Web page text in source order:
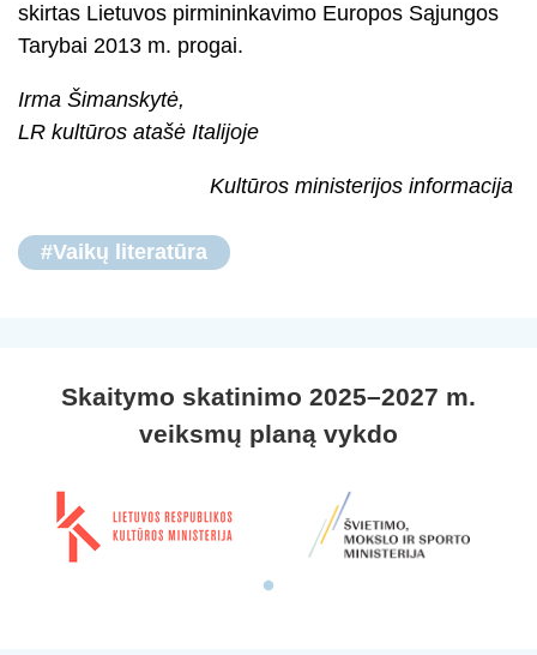
skirtas Lietuvos pirmininkavimo Europos Sąjungos
Tarybai 2013 m. progai.
Irma Šimanskytė,
LR kultūros atašė Italijoje
Kultūros ministerijos informacija
#Vaikų literatūra
Skaitymo skatinimo 2025–2027 m.
veiksmų planą vykdo